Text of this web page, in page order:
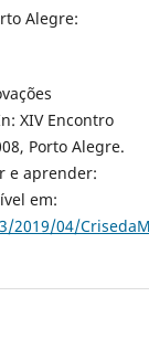
Alegre:
XIV Encontro
Porto Alegre.
e aprender:
em:
04/